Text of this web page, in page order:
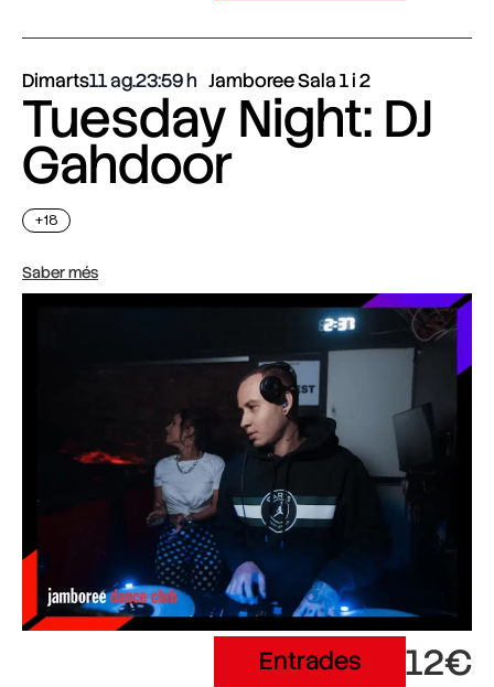
Dimarts11 ag.23:59 Jamboree Sala 1 i 2
Tuesday Night: DJ
Gahdoor
+18
Saber més
Entrades 12€